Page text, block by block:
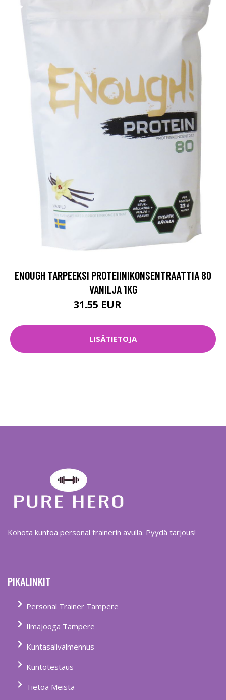
ENOUGH TARPEEKSI PROTEIINIKONSENTRAATTIA 80
VANILJA 1KG
31.55 EUR
LISÄTIETOJA
Kohota kuntoa personal trainerin avulla. Pyydä tarjous!
PIKALINKIT
Personal Trainer Tampere
Ilmajooga Tampere
Kuntasalivalmennus
Kuntotestaus
Tietoa Meistä